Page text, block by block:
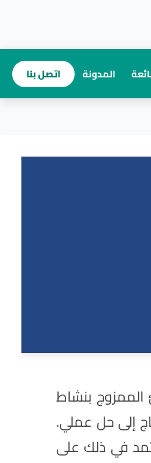
المدونة اتصل بنا
الممزوج بنشاط
إلى حل عملي.
في ذلك على